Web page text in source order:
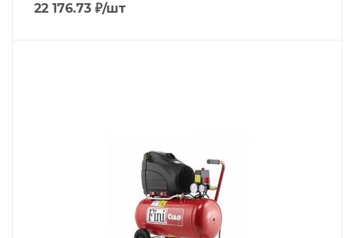
22 176.73 ₽/шт